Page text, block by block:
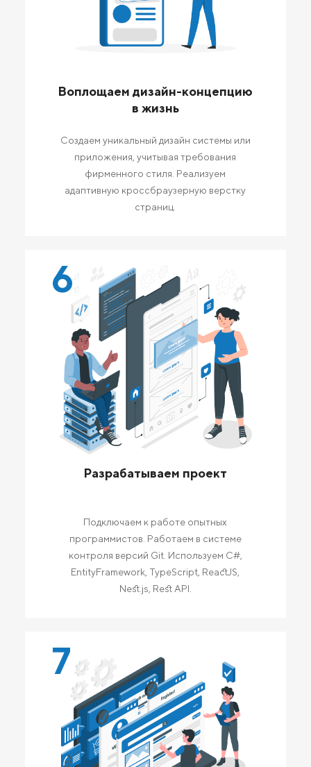
Воплощаем дизайн-концепцию
в жизнь
Создаем уникальный дизайн системы или
приложения, учитывая требования
фирменного стиля. Реализуем
адаптивную кроссбраузерную верстку
страниц.
6
Разрабатываем проект
Подключаем к работе опытных
программистов. Работаем в системе
контроля версий Git. Используем C#,
EntityFramework, TypeScript, ReactJS,
Nest.js, Rest API.
7